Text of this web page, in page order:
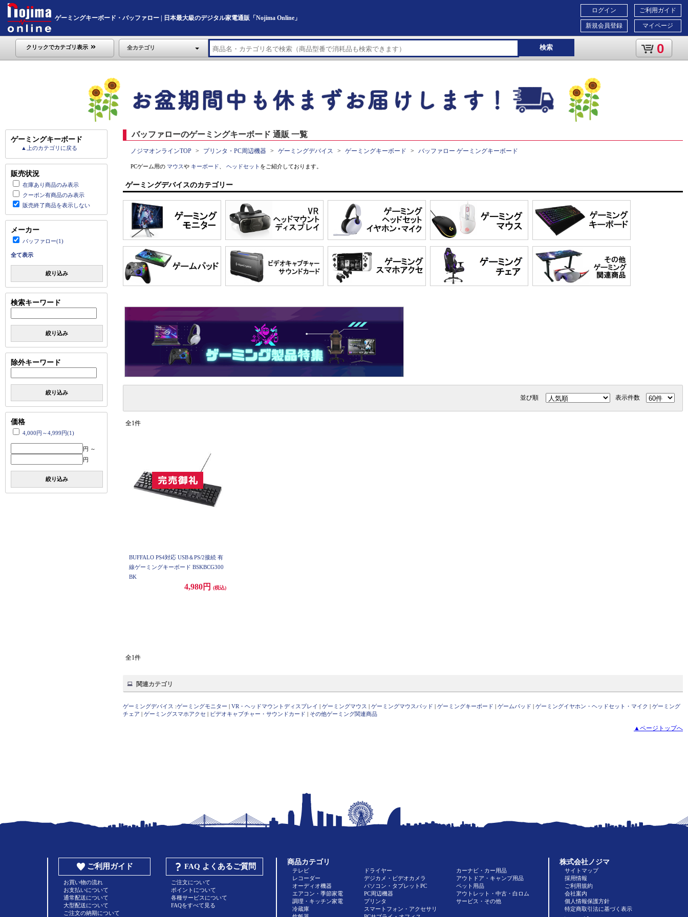
ゲーミングキーボード・バッファロー | 日本最大級のデジタル家電通販「Nojima Online」
ご利用ガイド
マイページ
ログイン
新規会員登録
クリックでカテゴリ表示 全カテゴリ 検索 0
ゲーミングキーボード
▲上のカテゴリに戻る
販売状況
在庫あり商品のみ表示
クーポン有商品のみ表示
販売終了商品を表示しない
メーカー
バッファロー(1)
全て表示
絞り込み
検索キーワード
絞り込み
除外キーワード
絞り込み
価格
4,000円～4,999円(1)
円 ～
円
絞り込み
バッファローのゲーミングキーボード 通販 一覧
ノジマオンラインTOP プリンタ・PC周辺機器 ゲーミングデバイス ゲーミングキーボード バッファロー ゲーミングキーボード
PCゲーム用の マウスや キーボード ヘッドセット をご紹介しております。
ゲーミングデバイスのカテゴリー
並び順 表示件数
全1件
BUFFALO PS4対応 USB＆PS/2接続 有
線ゲーミングキーボード BSKBCG300
BK
4,980円 (税込)
全1件
関連カテゴリ
ゲーミングデバイス :ゲーミングモニター | VR・ヘッドマウントディスプレイ | ゲーミングマウス | ゲーミングマウスパッド | ゲーミングキーボード | ゲームパッド | ゲーミングイヤホン・ヘッドセット・マイク | ゲーミング
チェア | ゲーミングスマホアクセ | ビデオキャプチャー・サウンドカード | その他ゲーミング関連商品
▲ページトップへ
ご利用ガイド
お買い物の流れ
お支払いについて
通常配送について
大型配送について
ご注文の納期について
FAQ よくあるご質問
ご注文について
ポイントについて
各種サービスについて
FAQをすべて見る
商品カテゴリ
テレビ
レコーダー
オーディオ機器
エアコン・季節家電
調理・キッチン家電
冷蔵庫
ドライヤー
デジカメ・ビデオカメラ
パソコン・タブレットPC
PC周辺機器
プリンタ
スマートフォン・アクセサリ
カーナビ・カー用品
アウトドア・キャンプ用品
ペット用品
アウトレット・中古・白ロム
サービス・その他
株式会社ノジマ
サイトマップ
採用情報
ご利用規約
会社案内
個人情報保護方針
特定商取引法に基づく表示